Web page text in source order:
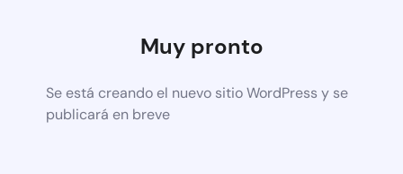
Muy pronto
Se está creando el nuevo sitio WordPress y se
publicará en breve